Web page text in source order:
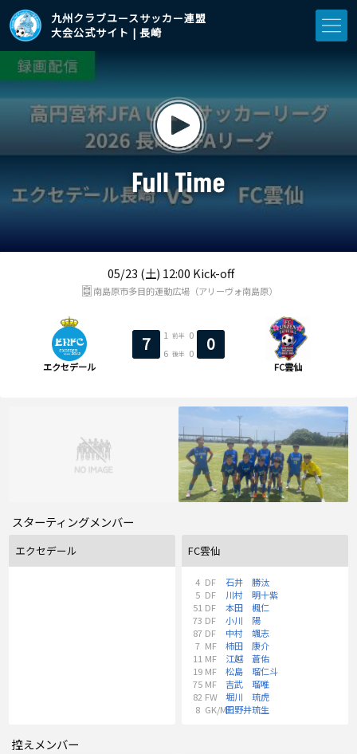
九州クラブユースサッカー連盟
大会公式サイト | 長崎
05/23 (土) 12:00 Kick-off
エクセデール
7 1 前半
0
6 後半 0 0
FC雲仙
南島原市多目的運動広場（アリーヴォ南島原）
スターティングメンバー
エクセデール FC雲仙
4 DF
石井 勝汰
5 DF
川村 明十紫
51 DF
本田 楓仁
73 DF
小川 陽
87 DF
中村 颯志
7 MF
柿田 康介
11 MF
江越 蒼佑
19 MF
松島 瑠仁斗
75 MF
吉武 瑠唯
82 FW
堀川 琉虎
8 GK/MF田野井琉生
控えメンバー